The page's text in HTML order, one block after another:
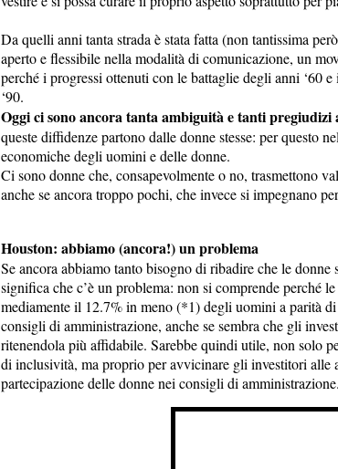
Da quelli anni tanta strada è stata fatta (non tantissima
aperto e flessibile nella modalità di comunicazione, un
perché i progressi ottenuti con le battaglie degli anni ‘60
‘90.
Oggi ci sono ancora tanta ambiguità e tanti pregiudizi
queste diffidenze partono dalle donne stesse: per questo
economiche degli uomini e delle donne.
Ci sono donne che, consapevolmente o no, trasmettono
anche se ancora troppo pochi, che invece si impegnano
Houston: abbiamo (ancora!) un problema
Se ancora abbiamo tanto bisogno di ribadire che le
significa che c’è un problema: non si comprende perché
mediamente il 12.7% in meno (*1) degli uomini a parità
consigli di amministrazione, anche se sembra che gli
ritenendola più affidabile. Sarebbe quindi utile, non solo
di inclusività, ma proprio per avvicinare gli investitori alle
partecipazione delle donne nei consigli di amministrazione.